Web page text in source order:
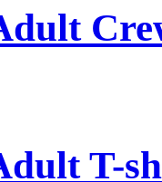
T-